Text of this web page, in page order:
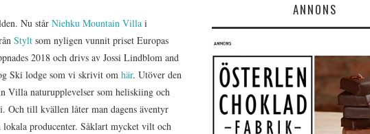
Nu står Niehku Mountain Villa i
Stylt som nyligen vunnit priset Europas
2018 och drivs av Jossi Lindblom and
Ski lodge som vi skrivit om här. Utöver den
Villa naturupplevelser som heliskiing och
Och till kvällen låter man dagens äventyr
producenter. Såklart mycket vilt och
ANNONS